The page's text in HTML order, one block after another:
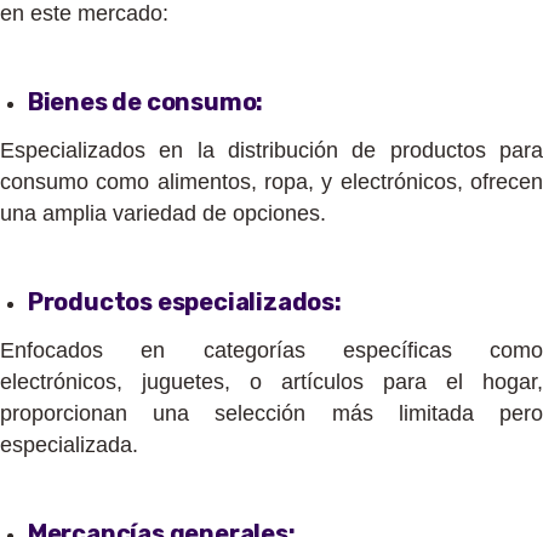
en este mercado:
Bienes de consumo:
Especializados en la distribución de productos para
consumo como alimentos, ropa, y electrónicos, ofrecen
una amplia variedad de opciones.
Productos especializados:
Enfocados en categorías específicas como
electrónicos, juguetes, o artículos para el hogar,
proporcionan una selección más limitada pero
especializada.